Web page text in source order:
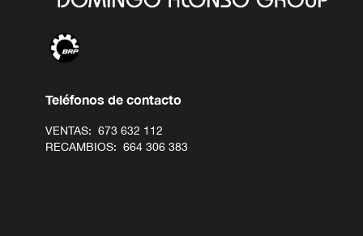
Teléfonos de contacto
VENTAS: 673 632 112
RECAMBIOS: 664 306 383